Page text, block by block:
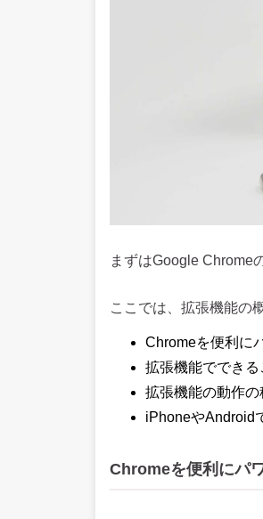
まずはGoogle Chrome
ここでは、拡張機能の
Chromeを便利に
拡張機能でできる
拡張機能の動作
iPhoneやAndroid
Chromeを便利にパ